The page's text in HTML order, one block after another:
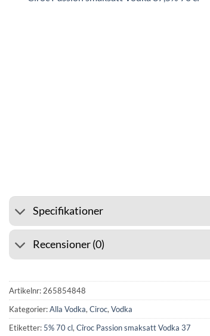
Specifikationer
Recensioner (0)
Artikelnr: 265854848
Kategorier:Alla Vodka, Ciroc, Vodka
Etiketter: 5% 70 cl, Cîroc Passion smaksatt Vodka 37